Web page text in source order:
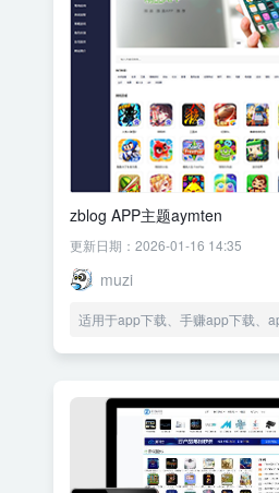
zblog APP主题aymten
更新日期：2026-01-16 14:35
muzi
适用于app下载、手赚app下载、